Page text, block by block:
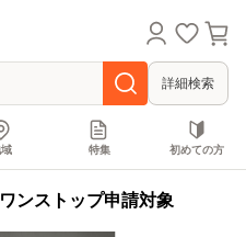
詳細検索
特集 初めての方
ンストップ申請対象